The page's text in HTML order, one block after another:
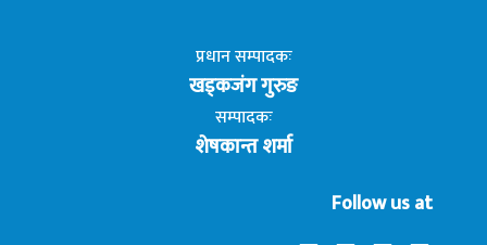
प्रधान सम्पादकः
खड्कजंग गुरुङ
सम्पादकः
शेषकान्त शर्मा
Follow us at